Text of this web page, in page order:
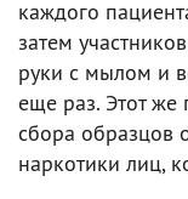
каждого
затем
руки с мылом и
еще раз. Этот же
сбора образцов
наркотики лиц,